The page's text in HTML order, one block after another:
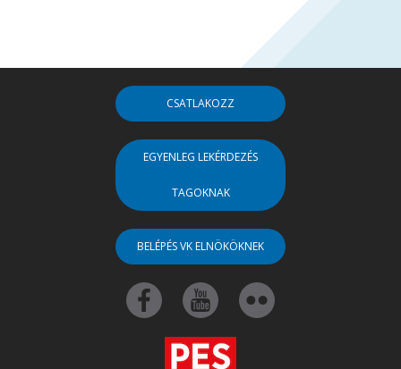
CSATLAKOZZ
EGYENLEG LEKÉRDEZÉS
TAGOKNAK
BELÉPÉS VK ELNÖKÖKNEK